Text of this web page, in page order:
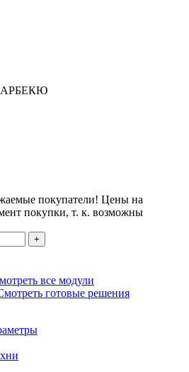
покупатели! Цены на
покупки, т. к. возможны
все модули
готовые решения